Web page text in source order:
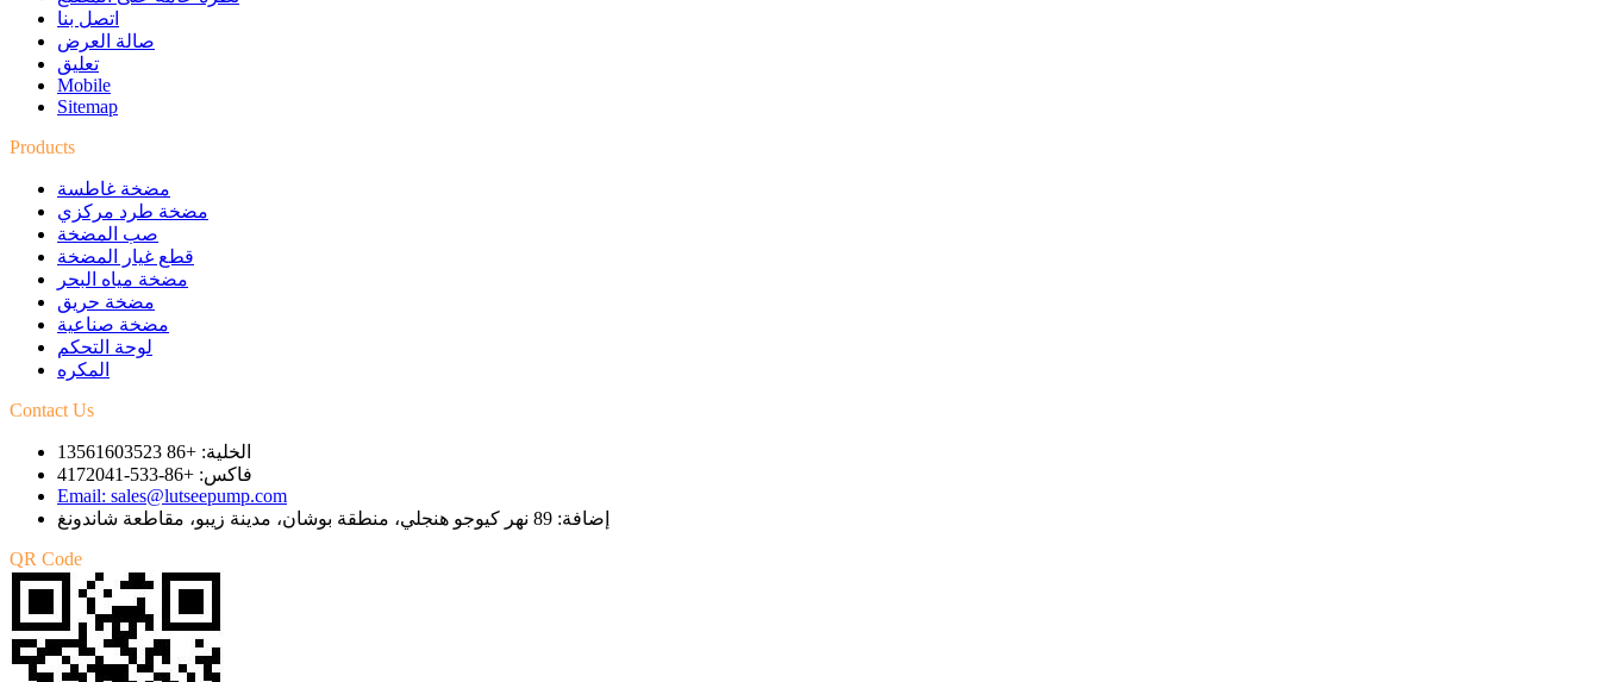
اتصل بنا
صالة العرض
تعليق
Mobile
Sitemap
Products
مضخة غاطسة
مضخة طرد مركزي
صب المضخة
قطع غيار المضخة
مضخة مياه البحر
مضخة حريق
مضخة صناعية
لوحة التحكم
المكره
Contact Us
الخلية: +86 13561603523
فاكس: +86-533-4172041
Email: sales@lutseepump.com
إضافة: 89 نهر كيوجو هنجلي، منطقة بوشان، مدينة زيبو، مقاطعة شاندونغ
QR Code